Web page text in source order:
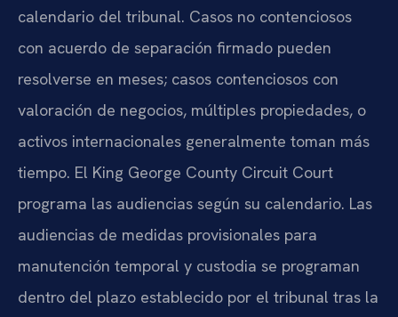
calendario del tribunal. Casos no contenciosos
con acuerdo de separación firmado pueden
resolverse en meses; casos contenciosos con
valoración de negocios, múltiples propiedades, o
activos internacionales generalmente toman más
tiempo. El King George County Circuit Court
programa las audiencias según su calendario. Las
audiencias de medidas provisionales para
manutención temporal y custodia se programan
dentro del plazo establecido por el tribunal tras la